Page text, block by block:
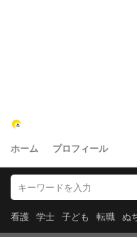
ホーム プロフィール
看護 学士 子ども 転職 ぬ